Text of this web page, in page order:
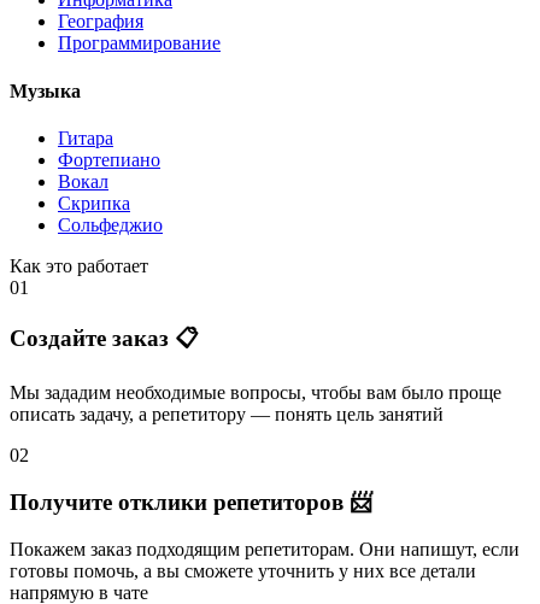
География
Программирование
Музыка
Гитара
Фортепиано
Вокал
Скрипка
Сольфеджио
Как это работает
01
Создайте заказ 📋
Мы зададим необходимые вопросы, чтобы вам было проще
описать задачу, а репетитору — понять цель занятий
02
Получите отклики репетиторов 📨
Покажем заказ подходящим репетиторам. Они напишут, если
готовы помочь, а вы сможете уточнить у них все детали
напрямую в чате